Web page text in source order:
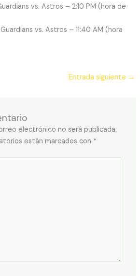
vs. Astros – 2:10 PM (hora de
vs. Astros – 11:40 AM (hora
Entrada siguiente →
electrónico no será publicada.
están marcados con *